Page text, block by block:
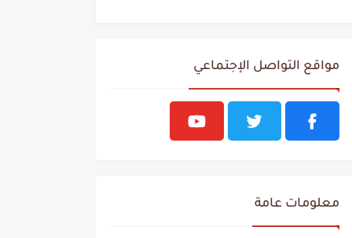
مواقع التواصل الإجتماعي
معلومات عامة